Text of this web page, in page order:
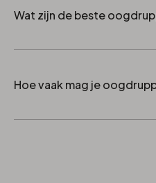
Wat zijn de beste
zoals:
Hoe vaak mag je